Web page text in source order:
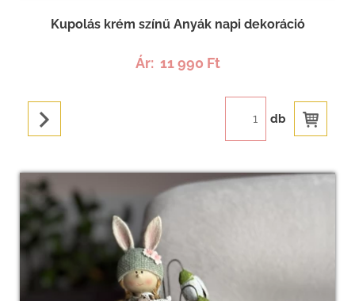
Kupolás krém színű Anyák napi dekoráció
Ár:11 990 Ft
db